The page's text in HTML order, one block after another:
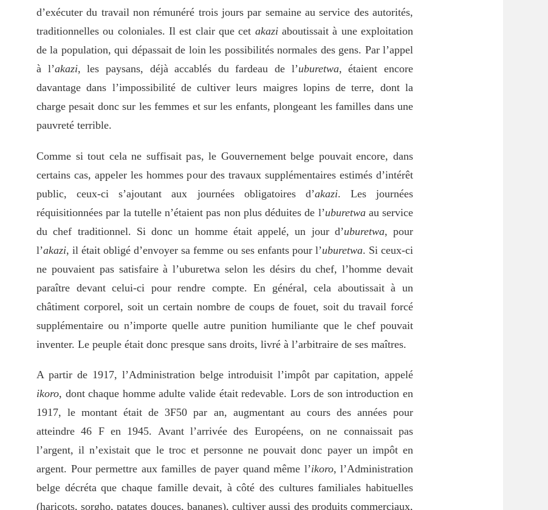
d’exécuter du travail non rémunéré trois jours par semaine au service des autorités,
traditionnelles ou coloniales. Il est clair que cet akaziaboutissait à une exploitation
de la population, qui dépassait de loin les possibilités normales des gens. Par l’appel
à l’akazi, les paysans, déjà accablés du fardeau de l’uburetwa, étaient encore
davantage dans l’impossibilité de cultiver leurs maigres lopins de terre, dont la
charge pesait donc sur les femmes et sur les enfants, plongeant les familles dans une
pauvreté terrible.
Comme si tout cela ne suffisait pas, le Gouvernement belge pouvait encore, dans
certains cas, appeler les hommes pour des travaux supplémentaires estimés d’intérêt
public, ceux-ci s’ajoutant aux journées obligatoires d’akazi. Les journées
réquisitionnées par la tutelle n’étaient pas non plus déduites de l’uburetwaau service
du chef traditionnel. Si donc un homme était appelé, un jour d’uburetwa, pour
l’akazi, il était obligé d’envoyer sa femme ou ses enfants pour l’uburetwa. Si ceux-ci
ne pouvaient pas satisfaire à l’uburetwa selon les désirs du chef, l’homme devait
paraître devant celui-ci pour rendre compte. En général, cela aboutissait à un
châtiment corporel, soit un certain nombre de coups de fouet, soit du travail forcé
supplémentaire ou n’importe quelle autre punition humiliante que le chef pouvait
inventer. Le peuple était donc presque sans droits, livré à l’arbitraire de ses maîtres.
A partir de 1917, l’Administration belge introduisit l’impôt par capitation, appelé
ikoro, dont chaque homme adulte valide était redevable. Lors de son introduction en
1917, le montant était de 3F50 par an, augmentant au cours des années pour
atteindre 46 F en 1945. Avant l’arrivée des Européens, on ne connaissait pas
l’argent, il n’existait que le troc et personne ne pouvait donc payer un impôt en
argent. Pour permettre aux familles de payer quand même l’ikoro, l’Administration
belge décréta que chaque famille devait, à côté des cultures familiales habituelles
(haricots, sorgho, patates douces, bananes), cultiver aussi des produits commerciaux,